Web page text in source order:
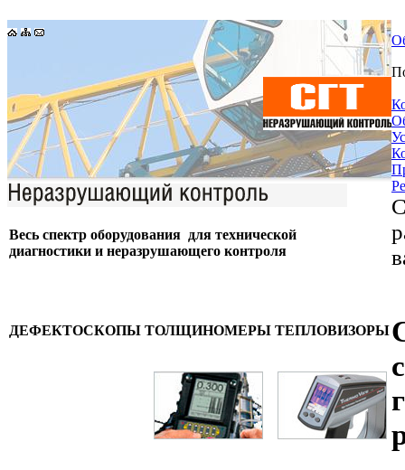
Весь спектр оборудования для технической
диагностики и неразрушающего контроля
ДЕФЕКТОСКОПЫ ТОЛЩИНОМЕРЫ ТЕПЛОВИЗОРЫ